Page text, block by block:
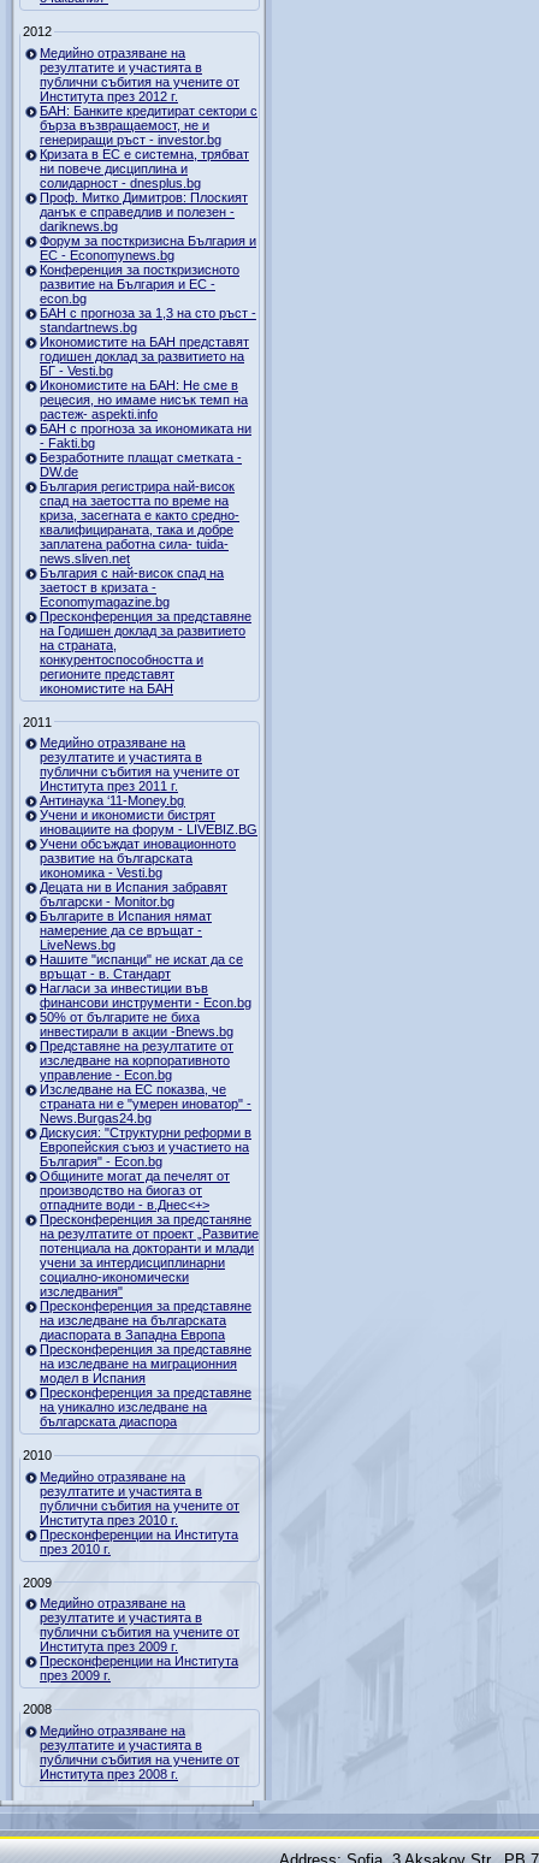
2012
Медийно отразяване на
резултатите и участията в
публични събития на учените от
Института през 2012 г.
БАН: Банките кредитират сектори с
бърза възвращаемост, не и
генериращи ръст - investor.bg
Кризата в ЕС е системна, трябват
ни повече дисциплина и
солидарност - dnesplus.bg
Проф. Митко Димитров: Плоският
данък е справедлив и полезен -
dariknews.bg
Форум за посткризисна България и
ЕС - Economynews.bg
Конференция за посткризисното
развитие на България и ЕС -
econ.bg
БАН с прогноза за 1,3 на сто ръст -
standartnews.bg
Икономистите на БАН представят
годишен доклад за развитието на
БГ - Vesti.bg
Икономистите на БАН: Не сме в
рецесия, но имаме нисък темп на
растеж- aspekti.info
БАН с прогноза за икономиката ни
- Fakti.bg
Безработните плащат сметката -
DW.de
България регистрира най-висок
спад на заетостта по време на
криза, засегната е както средно-
квалифицираната, така и добре
заплатена работна сила- tuida-
news.sliven.net
България с най-висок спад на
заетост в кризата -
Economymagazine.bg
Пресконференция за представяне
на Годишен доклад за развитието
на страната,
конкурентоспособността и
регионите представят
икономистите на БАН
2011
Медийно отразяване на
резултатите и участията в
публични събития на учените от
Института през 2011 г.
Антинаука ‘11-Money.bg
Учени и икономисти бистрят
иновациите на форум - LIVEBIZ.BG
Учени обсъждат иновационното
развитие на българската
икономика - Vesti.bg
Децата ни в Испания забравят
български - Monitor.bg
Българите в Испания нямат
намерение да се връщат -
LiveNews.bg
Нашите "испанци" не искат да се
връщат - в. Стандарт
Нагласи за инвестиции във
финансови инструменти - Econ.bg
50% от българите не биха
инвестирали в акции -Bnews.bg
Представяне на резултатите от
изследване на корпоративното
управление - Econ.bg
Изследване на ЕС показва, че
страната ни е "умерен иноватор" -
News.Burgas24.bg
Дискусия: "Структурни реформи в
Европейския съюз и участието на
България" - Econ.bg
Общините могат да печелят от
производство на биогаз от
отпадните води - в.Днес<+>
Пресконференция за предстаняне
на резултатите от проект „Развитие
потенциала на докторанти и млади
учени за интердисциплинарни
социално-икономически
изследвания"
Пресконференция за представяне
на изследване на българската
диаспората в Западна Европа
Пресконференция за представяне
на изследване на миграционния
модел в Испания
Пресконференция за представяне
на уникално изследване на
българската диаспора
2010
Медийно отразяване на
резултатите и участията в
публични събития на учените от
Института през 2010 г.
Пресконференции на Института
през 2010 г.
2009
Медийно отразяване на
резултатите и участията в
публични събития на учените от
Института през 2009 г.
Пресконференции на Института
през 2009 г.
2008
Медийно отразяване на
резултатите и участията в
публични събития на учените от
Института през 2008 г.
Address: Sofia, 3 Aksakov Str., PB